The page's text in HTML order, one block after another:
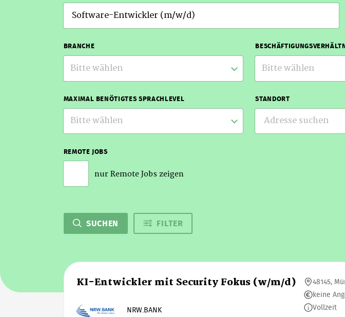
BRANCHE
Bitte wählen Bitte wählen
MAXIMAL BENÖTIGTES SPRACHLEVEL
Bitte wählen
STANDORT
REMOTE JOBS
nur Remote Jobs zeigen
SUCHEN FILTER
KI-Entwickler mit Security Fokus (w/m/d)
NRW.BANK
48145,
keine
Vollzeit